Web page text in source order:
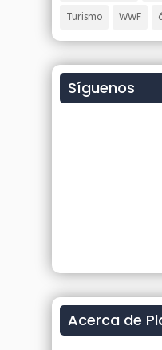
Turismo WWF
Síguenos
Acerca de